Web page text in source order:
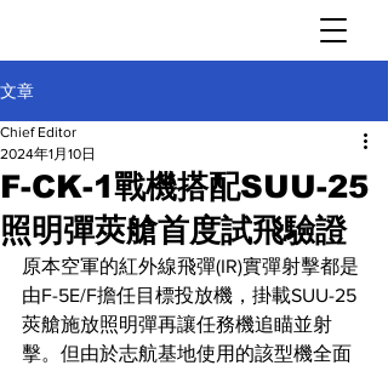
文章
F-CK-1戰機搭配SUU-25
照明彈莢艙首度試飛驗證
Chief Editor
2024年1月10日
原本空軍的紅外線飛彈(IR)實彈射擊都是
由F-5E/F擔任目標投放機，掛載SUU-25
莢艙施放照明彈再讓任務機追瞄並射
擊。但由於志航基地使用的該型機全面